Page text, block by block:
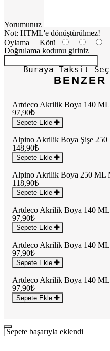
Yorumunuz
Not: HTML'e dönüştürülmez!
Oylama Kötü
Doğrulama kodunu giriniz
Buraya Taksit
BENZER
Artdeco Akrilik Boya 140
97,90₺
Sepete Ekle
Alpino Akrilik Boya Şişe
148,90₺
Sepete Ekle
Alpino Akrilik Boya 250 ML
118,90₺
Sepete Ekle
Artdeco Akrilik Boya 140 ML
97,90₺
Sepete Ekle
Artdeco Akrilik Boya 140
97,90₺
Sepete Ekle
Artdeco Akrilik Boya 140 ML
97,90₺
Sepete Ekle
Sepete başarıyla eklendi